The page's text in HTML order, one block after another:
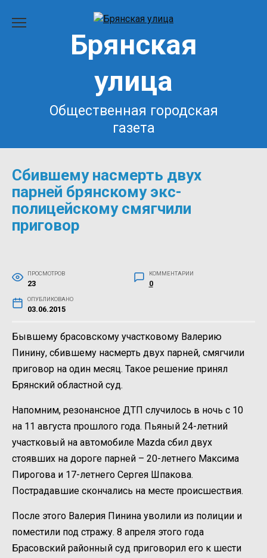
Брянская
улица
Общественная городская
газета
Сбившему насмерть двух
парней брянскому экс-
полицейскому смягчили
приговор
ПРОСМОТРОВ
23
КОММЕНТАРИИ
0
ОПУБЛИКОВАНО
03.06.2015
Бывшему брасовскому участковому Валерию
Пинину, сбившему насмерть двух парней, смягчили
приговор на один месяц. Такое решение принял
Брянский областной суд.
Напомним, резонансное ДТП случилось в ночь с 10
на 11 августа прошлого года. Пьяный 24-летний
участковый на автомобиле Mazda сбил двух
стоявших на дороге парней – 20-летнего Максима
Пирогова и 17-летнего Сергея Шпакова.
Пострадавшие скончались на месте происшествия.
После этого Валерия Пинина уволили из полиции и
поместили под стражу. 8 апреля этого года
Брасовский районный суд приговорил его к шести